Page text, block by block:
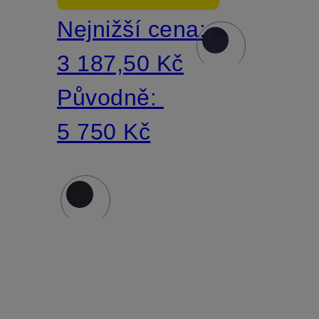
Nejnižší cena:
3 187,50 Kč
Původně:
5 750 Kč